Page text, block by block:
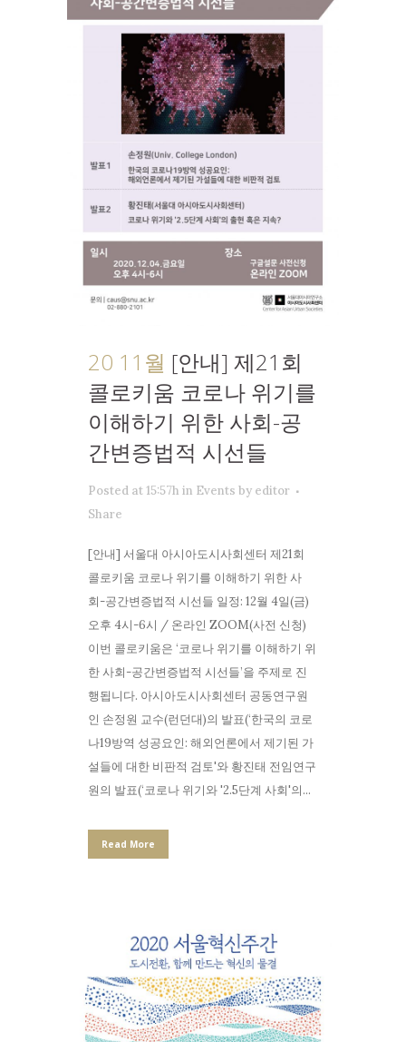
20 11월 [안내] 제21회
콜로키움 코로나 위기를
이해하기 위한 사회-공
간변증법적 시선들
Posted at 15:57h in Events by editor
Share
[안내] 서울대 아시아도시사회센터 제21회
콜로키움 코로나 위기를 이해하기 위한 사
회-공간변증법적 시선들 일정: 12월 4일(금)
오후 4시-6시 / 온라인 ZOOM(사전 신청)
이번 콜로키움은 ‘코로나 위기를 이해하기 위
한 사회-공간변증법적 시선들’을 주제로 진
행됩니다. 아시아도시사회센터 공동연구원
인 손정원 교수(런던대)의 발표(‘한국의 코로
나19방역 성공요인: 해외언론에서 제기된 가
설들에 대한 비판적 검토'와 황진태 전임연구
원의 발표(‘코로나 위기와 '2.5단계 사회'의...
Read More